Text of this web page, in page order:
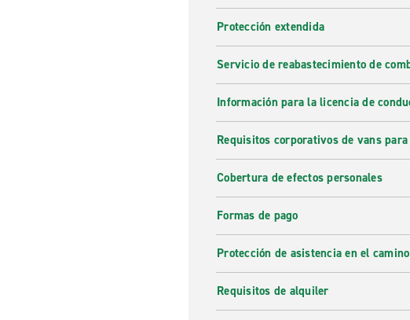
Protección extendida
Servicio de reabastecimiento de
Información para la licencia de
Requisitos corporativos de vans
Cobertura de efectos personales
Formas de pago
Protección de asistencia en el camino
Requisitos de alquiler